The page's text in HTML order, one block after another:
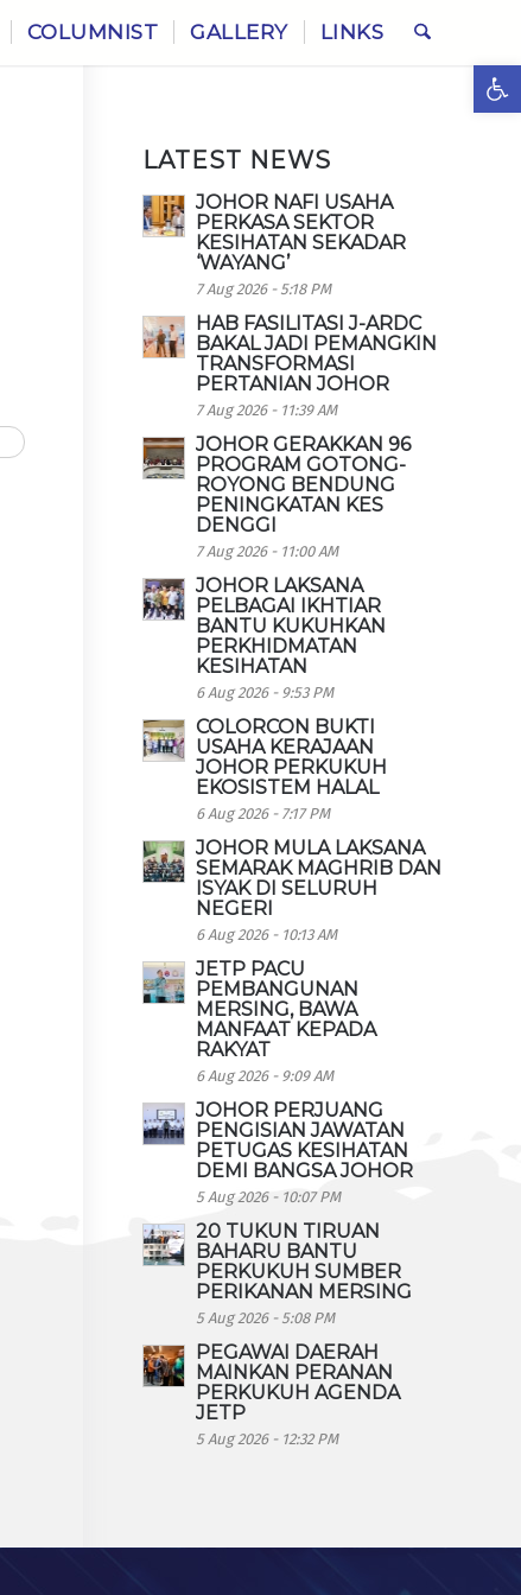
COLUMNIST GALLERY LINKS
LATEST NEWS
JOHOR NAFI USAHA
PERKASA SEKTOR
KESIHATAN SEKADAR
‘WAYANG’
7 Aug 2026 - 5:18 PM
HAB FASILITASI J-ARDC
BAKAL JADI PEMANGKIN
TRANSFORMASI
PERTANIAN JOHOR
7 Aug 2026 - 11:39 AM
JOHOR GERAKKAN 96
PROGRAM GOTONG-
ROYONG BENDUNG
PENINGKATAN KES
DENGGI
7 Aug 2026 - 11:00 AM
JOHOR LAKSANA
PELBAGAI IKHTIAR
BANTU KUKUHKAN
PERKHIDMATAN
KESIHATAN
6 Aug 2026 - 9:53 PM
COLORCON BUKTI
USAHA KERAJAAN
JOHOR PERKUKUH
EKOSISTEM HALAL
6 Aug 2026 - 7:17 PM
JOHOR MULA LAKSANA
SEMARAK MAGHRIB DAN
ISYAK DI SELURUH
NEGERI
6 Aug 2026 - 10:13 AM
JETP PACU
PEMBANGUNAN
MERSING, BAWA
MANFAAT KEPADA
RAKYAT
6 Aug 2026 - 9:09 AM
JOHOR PERJUANG
PENGISIAN JAWATAN
PETUGAS KESIHATAN
DEMI BANGSA JOHOR
5 Aug 2026 - 10:07 PM
20 TUKUN TIRUAN
BAHARU BANTU
PERKUKUH SUMBER
PERIKANAN MERSING
5 Aug 2026 - 5:08 PM
PEGAWAI DAERAH
MAINKAN PERANAN
PERKUKUH AGENDA
JETP
5 Aug 2026 - 12:32 PM